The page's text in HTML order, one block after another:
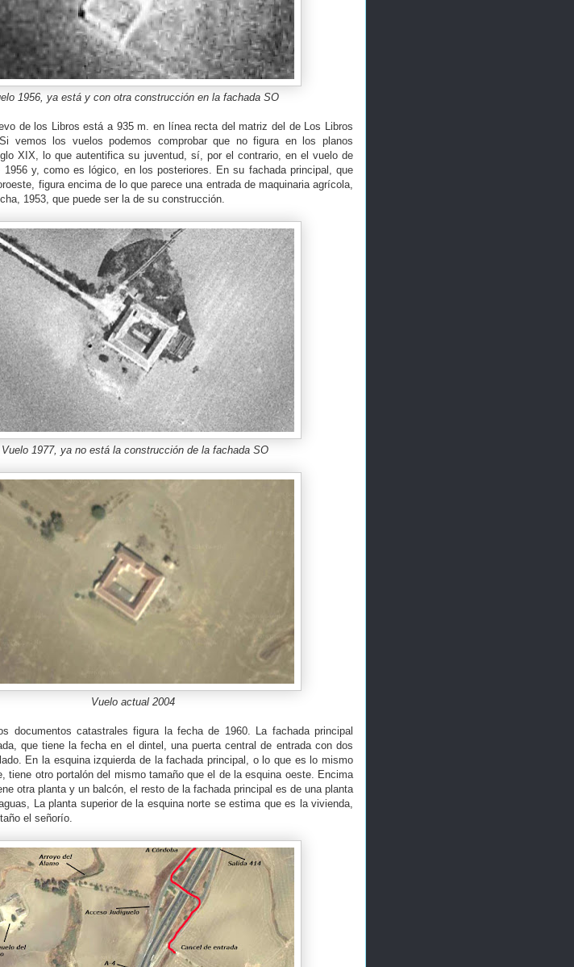
1956, ya está y con otra construcción en la fachada SO
de los Libros está a 935 m. en línea recta del matriz del de Los Libros
vemos los vuelos podemos comprobar que no figura en los planos
XIX, lo que autentifica su juventud, sí, por el contrario, en el vuelo de
1956 y, como es lógico, en los posteriores. En su fachada principal, que
figura encima de lo que parece una entrada de maquinaria agrícola,
1953, que puede ser la de su construcción.
Vuelo 1977, ya no está la construcción de la fachada SO
Vuelo actual 2004
documentos catastrales figura la fecha de 1960. La fachada principal
que tiene la fecha en el dintel, una puerta central de entrada con dos
En la esquina izquierda de la fachada principal, o lo que es lo mismo
tiene otro portalón del mismo tamaño que el de la esquina oeste. Encima
otra planta y un balcón, el resto de la fachada principal es de una planta
La planta superior de la esquina norte se estima que es la vivienda,
el señorío.